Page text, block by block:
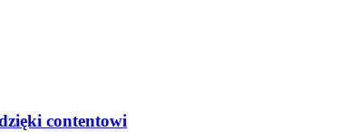
contentowi